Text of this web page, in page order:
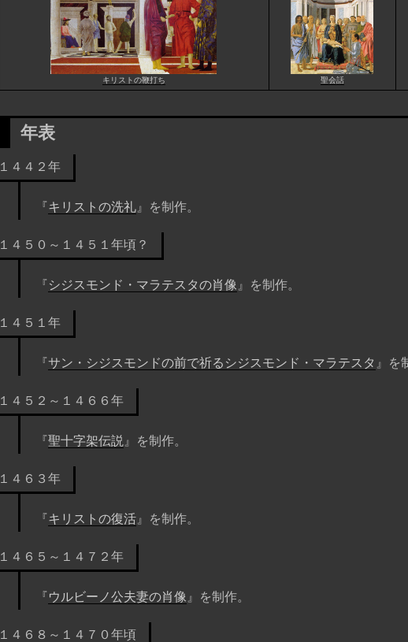
キリストの鞭打ち 聖会話
年表
１４４２年
『キリストの洗礼 』を制作。
１４５０～１４５１年頃？
『 シジスモンド・マラテスタの肖像 』を制作。
１４５１年
『サン・シジスモンドの前で祈るシジスモンド・マラテスタ 』を
１４５２～１４６６年
『聖十字架伝説 』を制作。
１４６３年
『キリストの復活 』を制作。
１４６５～１４７２年
『 ウルビーノ公夫妻の肖像 』を制作。
１４６８～１４７０年頃